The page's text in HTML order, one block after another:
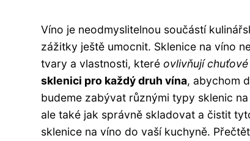
Víno je neodmyslitelnou součástí
zážitky ještě umocnit. Sklenice na víno
tvary a vlastnosti, které ovlivňují
sklenici pro každý druh vína, abychom
budeme zabývat různými typy sklenic
ale také jak správně skladovat a čistit
sklenice na víno do vaší kuchyně.